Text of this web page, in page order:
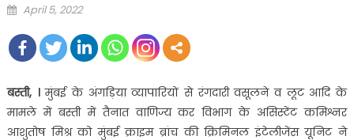
Posted
April 5, 2022
बस्‍ती, ।मुंबई के अंगड़िया व्यापारियों से रंगदारी वसूलने व लूट आदि के
मामले में बस्ती में तैनात वाणिज्य कर विभाग के असिस्टेंट कमिश्नर
आशुतोष मिश्र को मुंबई क्राइम ब्रांच की क्रिमिनल इंटेलीजेंस यूनिट ने